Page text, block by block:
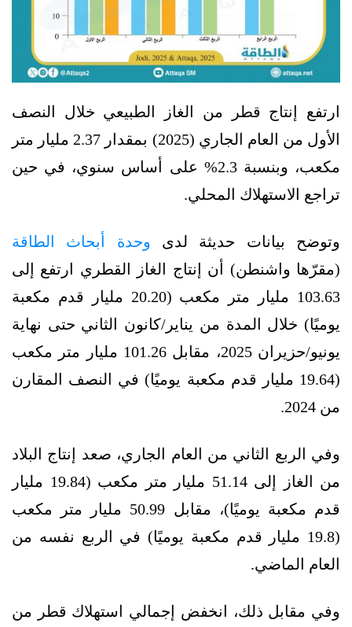
ارتفع إنتاج قطر من الغاز الطبيعي خلال النصف
الأول من العام الجاري (2025) بمقدار 2.37 مليار متر
مكعب، وبنسبة 2.3% على أساس سنوي، في حين
تراجع الاستهلاك المحلي.
وتوضح بيانات حديثة لدى وحدة أبحاث الطاقة
(مقرّها واشنطن) أن إنتاج الغاز القطري ارتفع إلى
103.63 مليار متر مكعب (20.20 مليار قدم مكعبة
يوميًا) خلال المدة من يناير/كانون الثاني حتى نهاية
يونيو/حزيران 2025، مقابل 101.26 مليار متر مكعب
(19.64 مليار قدم مكعبة يوميًا) في النصف المقارن
من 2024.
وفي الربع الثاني من العام الجاري، صعد إنتاج البلاد
من الغاز إلى 51.14 مليار متر مكعب (19.84 مليار
قدم مكعبة يوميًا)، مقابل 50.99 مليار متر مكعب
(19.8 مليار قدم مكعبة يوميًا) في الربع نفسه من
العام الماضي.
وفي مقابل ذلك، انخفض إجمالي استهلاك قطر من